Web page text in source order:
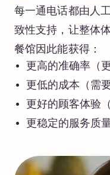
每一通电话都由人
致性支持，让整体
餐馆因此能获得：
更高的准确率（
更低的成本（需
更好的顾客体验
更稳定的服务质